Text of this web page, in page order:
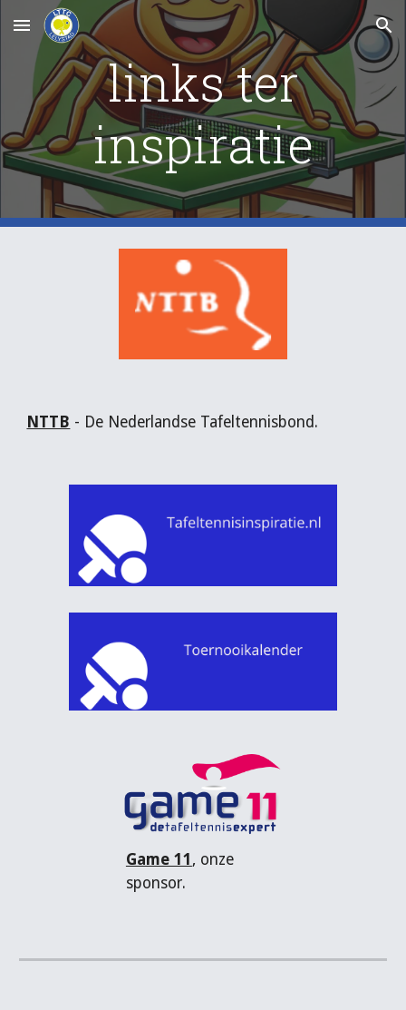
Skip to main content Skip to navigation
links ter
inspiratie
NTTB - De Nederlandse Tafeltennisbond.
Game 11 , onze
sponsor.